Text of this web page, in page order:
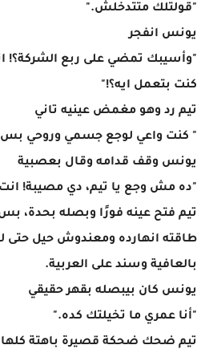
"قولتلك متتدخلش."
يونس انفجر
"وأسيبك تمضي على ربع الشركة؟!
كنت بتعمل ايه؟!"
تيم رد وهو مغمض عينيه تاني
" كنت واعي لوجع جسمي وروحي
يونس وقف قدامه وقال بعصبية
"ده مش وجع يا تيم، دي مصيبة!
تيم فتح عينه فورًا وبصله بحدة،
طاقته انهارده ومعندوش حيل حتى
بالعافية وسند على العربية.
يونس كان بيبصله بقهر حقيقي
"أنا عمري ما تخيلتك كده."
تيم ضحك ضحكة قصيرة باهتة